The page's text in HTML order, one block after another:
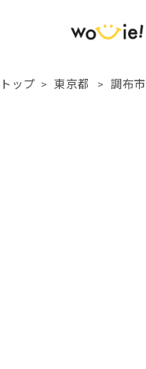
トップ 東京都 調布市